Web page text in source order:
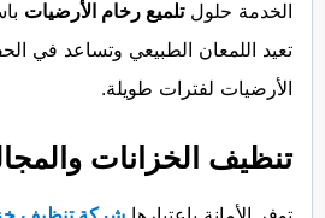
الخدمة حلولتلميع رخام الأرضيات
تعيد اللمعان الطبيعي وتساعد في
الأرضيات لفترات طويلة.
تنظيف الخزانات